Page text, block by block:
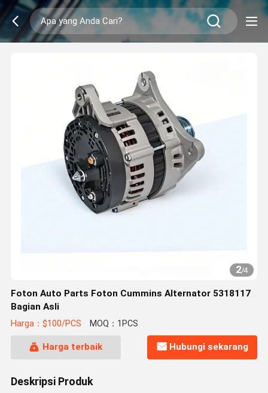
2/4
Foton Auto Parts Foton Cummins Alternator 5318117
Bagian Asli
Harga：$100/PCS MOQ：1PCS
Harga terbaik Hubungi sekarang
Deskripsi Produk